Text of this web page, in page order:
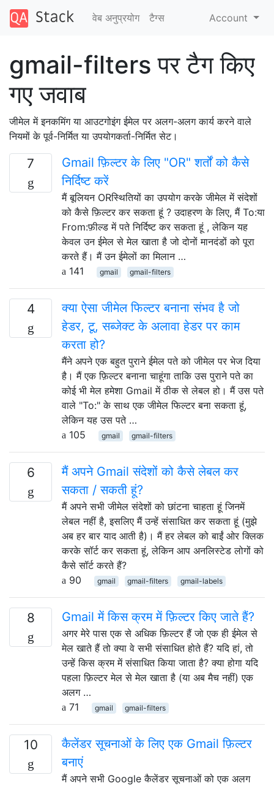
वेब अनुप्रयोग टैग्‍स Account
gmail-filters पर टैग किए
गए जवाब
जीमेल में इनकमिंग या आउटगोइंग ईमेल पर अलग-अलग कार्य करने वाले
नियमों के पूर्व-निर्मित या उपयोगकर्ता-निर्मित सेट।
7
Gmail फ़िल्टर के लिए "OR" शर्तों को कैसे
निर्दिष्ट करें
मैं बूलियन ORस्थितियों का उपयोग करके जीमेल में संदेशों
को कैसे फ़िल्टर कर सकता हूं ? उदाहरण के लिए, मैं To:या
From:फ़ील्ड में पते निर्दिष्ट कर सकता हूं , लेकिन यह
केवल उन ईमेल से मेल खाता है जो दोनों मानदंडों को पूरा
करते हैं। मैं उन ईमेलों का मिलान …
141
gmail gmail-filters
4
क्या ऐसा जीमेल फिल्टर बनाना संभव है जो
हेडर, टू, सब्जेक्ट के अलावा हेडर पर काम
करता हो?
मैंने अपने एक बहुत पुराने ईमेल पते को जीमेल पर भेज दिया
है। मैं एक फ़िल्टर बनाना चाहूंगा ताकि उस पुराने पते का
कोई भी मेल हमेशा Gmail में ठीक से लेबल हो। मैं उस पते
वाले "To:" के साथ एक जीमेल फिल्टर बना सकता हूं,
लेकिन यह उस पते …
105
gmail gmail-filters
6
मैं अपने Gmail संदेशों को कैसे लेबल कर
सकता / सकती हूं?
मैं अपने सभी जीमेल संदेशों को छांटना चाहता हूं जिनमें
लेबल नहीं है, इसलिए मैं उन्हें संसाधित कर सकता हूं (मुझे
अब हर बार याद आती है)। मैं हर लेबल को बाईं ओर क्लिक
करके सॉर्ट कर सकता हूं, लेकिन आप अनलिस्टेड लोगों को
कैसे सॉर्ट करते हैं?
90
gmail gmail-filters gmail-labels
8 Gmail में किस क्रम में फ़िल्टर किए जाते हैं?
अगर मेरे पास एक से अधिक फ़िल्टर हैं जो एक ही ईमेल से
मेल खाते हैं तो क्या वे सभी संसाधित होते हैं? यदि हां, तो
उन्हें किस क्रम में संसाधित किया जाता है? क्या होगा यदि
पहला फ़िल्टर मेल से मेल खाता है (या अब मैच नहीं) एक
अलग …
71
gmail gmail-filters
10
कैलेंडर सूचनाओं के लिए एक Gmail फ़िल्टर
बनाएं
मैं अपने सभी Google कैलेंडर सूचनाओं को एक अलग